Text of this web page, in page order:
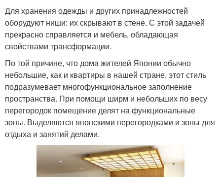
Для хранения одежды и других принадлежностей
оборудуют ниши: их скрывают в стене. С этой задачей
прекрасно справляется и мебель, обладающая
свойствами трансформации.
По той причине, что дома жителей Японии обычно
небольшие, как и квартиры в нашей стране, этот стиль
подразумевает многофункциональное заполнение
пространства. При помощи ширм и небольших по весу
перегородок помещение делят на функциональные
зоны. Выделяются японскими перегородками и зоны для
отдыха и занятий делами.